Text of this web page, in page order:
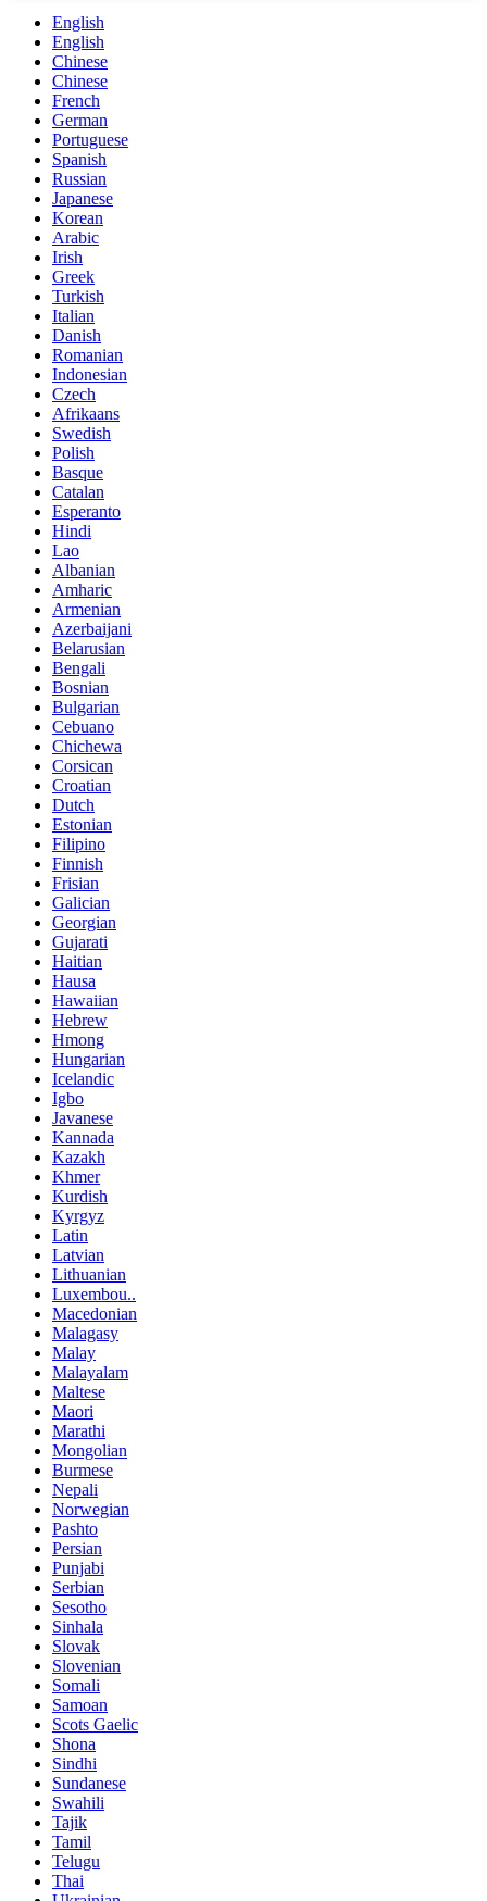
English
English
Chinese
Chinese
French
German
Portuguese
Spanish
Russian
Japanese
Korean
Arabic
Irish
Greek
Turkish
Italian
Danish
Romanian
Indonesian
Czech
Afrikaans
Swedish
Polish
Basque
Catalan
Esperanto
Hindi
Lao
Albanian
Amharic
Armenian
Azerbaijani
Belarusian
Bengali
Bosnian
Bulgarian
Cebuano
Chichewa
Corsican
Croatian
Dutch
Estonian
Filipino
Finnish
Frisian
Galician
Georgian
Gujarati
Haitian
Hausa
Hawaiian
Hebrew
Hmong
Hungarian
Icelandic
Igbo
Javanese
Kannada
Kazakh
Khmer
Kurdish
Kyrgyz
Latin
Latvian
Lithuanian
Luxembou..
Macedonian
Malagasy
Malay
Malayalam
Maltese
Maori
Marathi
Mongolian
Burmese
Nepali
Norwegian
Pashto
Persian
Punjabi
Serbian
Sesotho
Sinhala
Slovak
Slovenian
Somali
Samoan
Scots Gaelic
Shona
Sindhi
Sundanese
Swahili
Tajik
Tamil
Telugu
Thai